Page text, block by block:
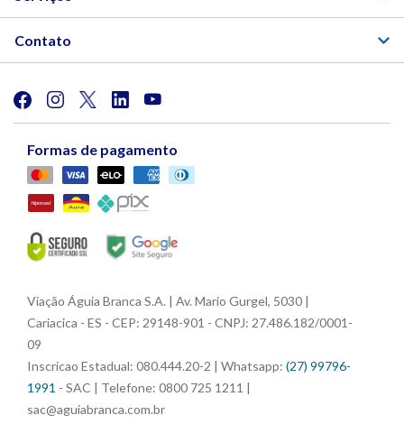
Contato
Formas de pagamento
Viação Águia Branca S.A. | Av. Mario Gurgel, 5030 |
Cariacica - ES - CEP: 29148-901 - CNPJ: 27.486.182/0001-
09
Inscricao Estadual: 080.444.20-2 | Whatsapp: (27) 99796-
1991 - SAC | Telefone: 0800 725 1211 |
sac@aguiabranca.com.br